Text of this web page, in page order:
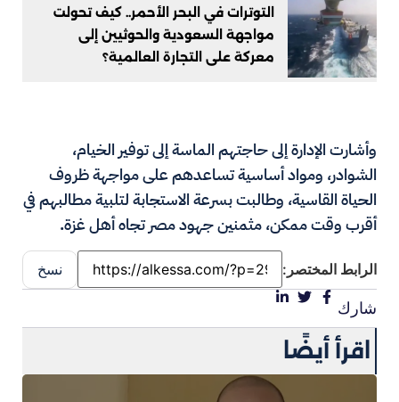
التوترات في البحر الأحمر.. كيف تحولت
مواجهة السعودية والحوثيين إلى
معركة على التجارة العالمية؟
وأشارت الإدارة إلى حاجتهم الماسة إلى توفير الخيام،
الشوادر، ومواد أساسية تساعدهم على مواجهة ظروف
الحياة القاسية، وطالبت بسرعة الاستجابة لتلبية مطالبهم في
أقرب وقت ممكن، مثمنين جهود مصر تجاه أهل غزة.
الرابط المختصر: نسخ
شارك
اقرأ أيضًا